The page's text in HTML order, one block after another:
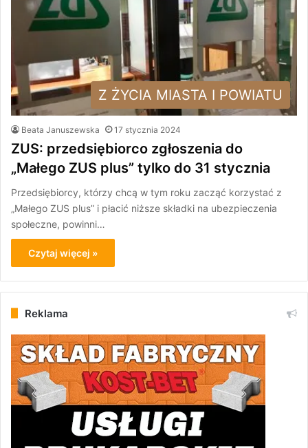
Z ŻYCIA MIASTA I POWIATU
Beata Januszewska 17 stycznia 2024
ZUS: przedsiębiorco zgłoszenia do
„Małego ZUS plus” tylko do 31 stycznia
Przedsiębiorcy, którzy chcą w tym roku zacząć korzystać z
„Małego ZUS plus” i płacić niższe składki na ubezpieczenia
społeczne, powinni…
Czytaj więcej »
Reklama